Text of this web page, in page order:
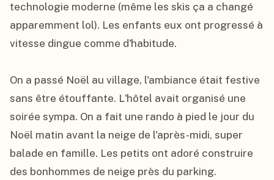
technologie moderne (même les skis ça a changé
apparemment lol). Les enfants eux ont progressé à
vitesse dingue comme d'habitude.
On a passé Noël au village, l'ambiance était festive
sans être étouffante. L'hôtel avait organisé une
soirée sympa. On a fait une rando à pied le jour du
Noël matin avant la neige de l'après-midi, super
balade en famille. Les petits ont adoré construire
des bonhommes de neige près du parking.